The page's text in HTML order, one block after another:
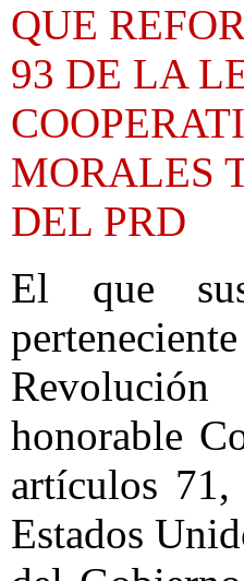
QUE
93 DE LA
MORALES
DEL PRD
El que
honorable
artículos
Estados